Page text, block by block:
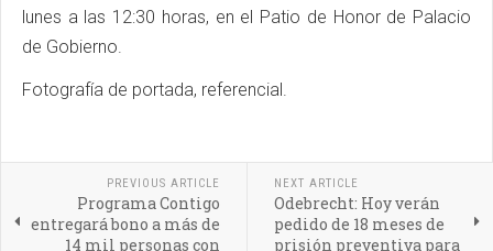
lunes a las 12:30 horas, en el Patio de Honor de Palacio
de Gobierno.
Fotografía de portada, referencial.
PREVIOUS ARTICLE
Programa Contigo
entregará bono a más de
14 mil personas con
NEXT ARTICLE
Odebrecht: Hoy verán
pedido de 18 meses de
prisión preventiva para